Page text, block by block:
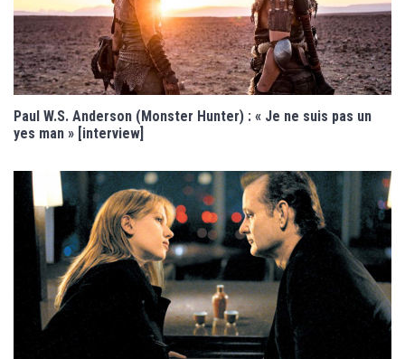
Paul W.S. Anderson (Monster Hunter) : « Je ne suis pas un
yes man » [interview]